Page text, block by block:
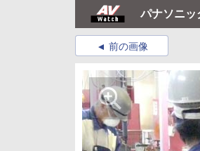
パナソニッ
前の画像